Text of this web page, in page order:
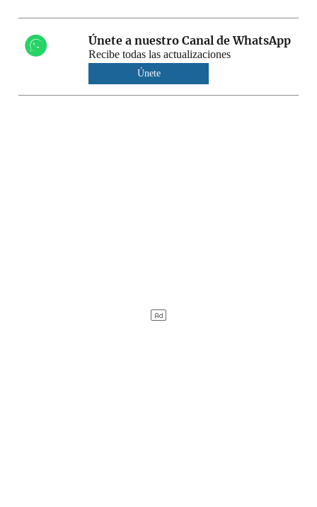
Únete a nuestro Canal de WhatsApp
Recibe todas las actualizaciones
Únete